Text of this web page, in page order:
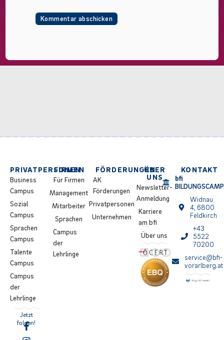
PRIVATPERSONEN
Business
Campus
Sozial
Campus
Sprachen
Campus
Talente
Campus
Campus
der
Lehrlinge
Jetzt
folgen!
FIRMEN
Für Firmen
Management
Mitarbeiter
Sprachen
Campus
der
Lehrlinge
FÖRDERUNGEN
AK
Förderungen
Privatpersonen
Unternehmen
ÜBER
UNS
Newsletter-
Anmeldung
Karriere
am bfi
Über uns
KONTAKT
bfi
Widnau
4, 6800
Feldkirch
+43
5522
70200
service@bfi-
vorarlberg.at